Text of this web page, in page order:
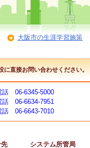
大阪市の生涯学習施策
直接お問い合わせください。
話 06-6345-5000
話 06-6634-7951
話 06-6643-7010
システム所管局